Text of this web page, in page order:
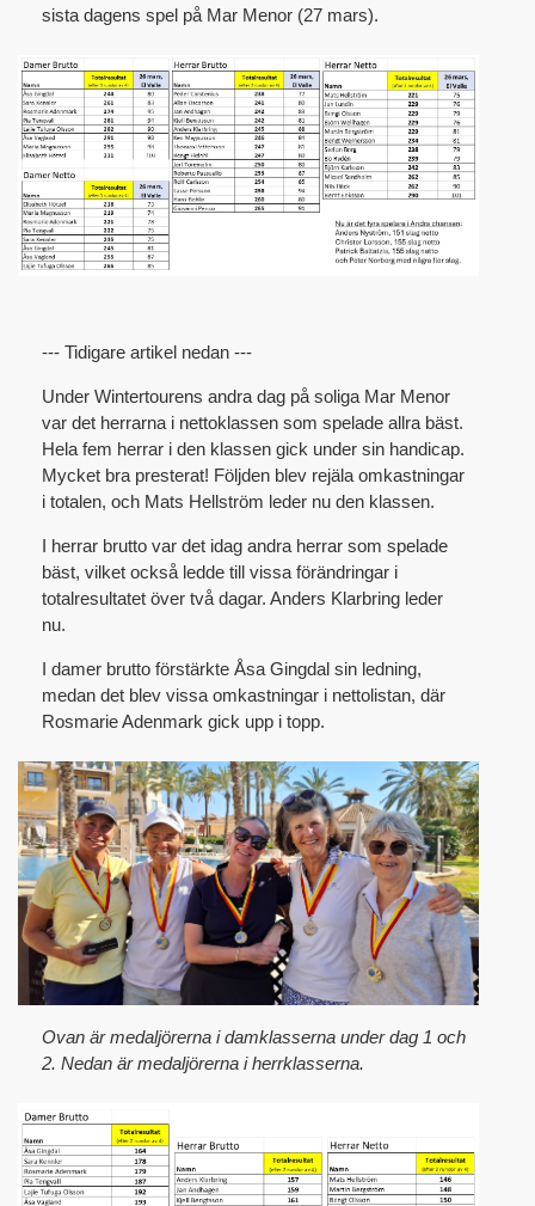
sista dagens spel på Mar Menor (27 mars).
--- Tidigare artikel nedan ---
Under Wintertourens andra dag på soliga Mar Menor
var det herrarna i nettoklassen som spelade allra bäst.
Hela fem herrar i den klassen gick under sin handicap.
Mycket bra presterat! Följden blev rejäla omkastningar
i totalen, och Mats Hellström leder nu den klassen.
I herrar brutto var det idag andra herrar som spelade
bäst, vilket också ledde till vissa förändringar i
totalresultatet över två dagar. Anders Klarbring leder
nu.
I damer brutto förstärkte Åsa Gingdal sin ledning,
medan det blev vissa omkastningar i nettolistan, där
Rosmarie Adenmark gick upp i topp.
Ovan är medaljörerna i damklasserna under dag 1 och
2. Nedan är medaljörerna i herrklasserna.